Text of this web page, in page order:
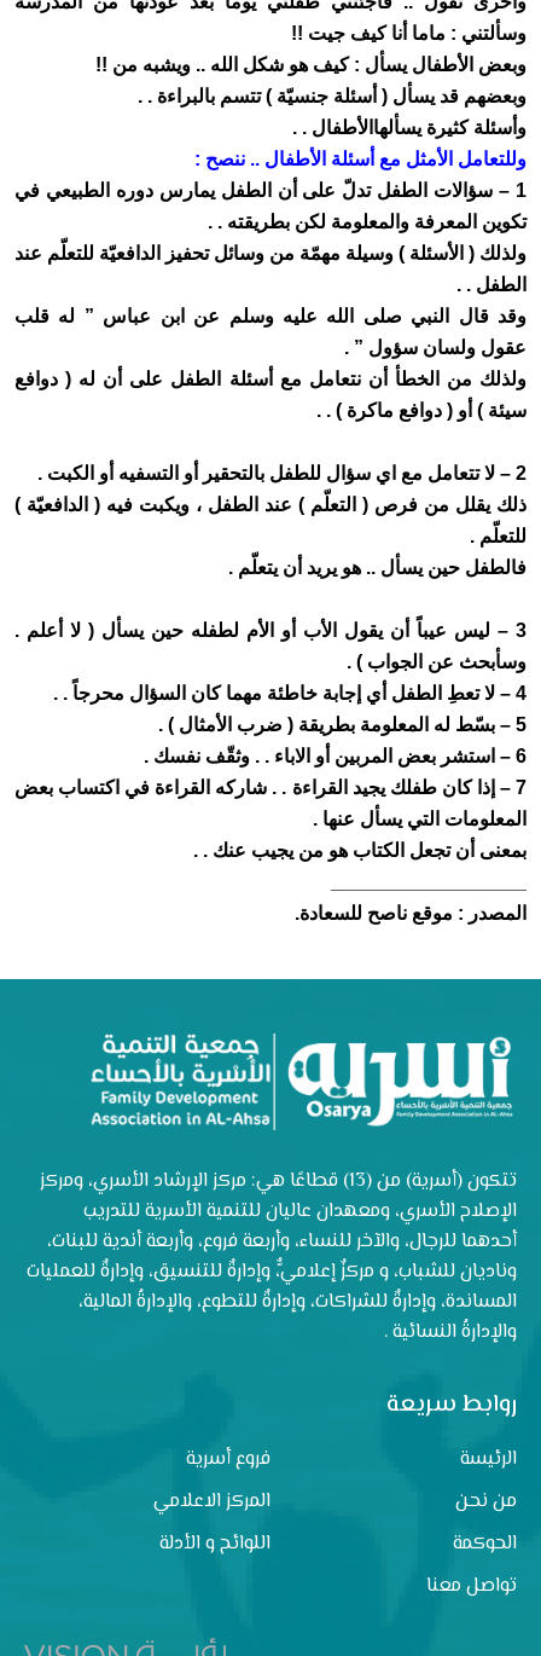
وسألتني : ماما أنا كيف جيت !!
وبعض الأطفال يسأل : كيف هو شكل الله .. ويشبه من !!
وبعضهم قد يسأل ( أسئلة جنسيّة ) تتسم بالبراءة . .
وأسئلة كثيرة يسألهاالأطفال . .
وللتعامل الأمثل مع أسئلة الأطفال .. ننصح :
1 – سؤالات الطفل تدلّ على أن الطفل يمارس دوره الطبيعي في
تكوين المعرفة والمعلومة لكن بطريقته . .
ولذلك ( الأسئلة ) وسيلة مهمّة من وسائل تحفيز الدافعيّة للتعلّم عند
الطفل . .
وقد قال النبي صلى الله عليه وسلم عن ابن عباس ” له قلب
عقول ولسان سؤول ” .
ولذلك من الخطأ أن نتعامل مع أسئلة الطفل على أن له ( دوافع
سيئة ) أو ( دوافع ماكرة ) . .
2 – لا تتعامل مع اي سؤال للطفل بالتحقير أو التسفيه أو الكبت .
ذلك يقلل من فرص ( التعلّم ) عند الطفل ، ويكبت فيه ( الدافعيّة )
للتعلّم .
فالطفل حين يسأل .. هو يريد أن يتعلّم .
3 – ليس عيباً أن يقول الأب أو الأم لطفله حين يسأل ( لا أعلم .
وسأبحث عن الجواب ) .
4 – لا تعطِ الطفل أي إجابة خاطئة مهما كان السؤال محرجاً . .
5 – بسّط له المعلومة بطريقة ( ضرب الأمثال ) .
6 – استشر بعض المربين أو الاباء . . وثقّف نفسك .
7 – إذا كان طفلك يجيد القراءة . . شاركه القراءة في اكتساب بعض
المعلومات التي يسأل عنها .
بمعنى أن تجعل الكتاب هو من يجيب عنك . .
المصدر : موقع ناصح للسعادة.
تتكون (أسرية) من (13) قطاعًا هي: مركز الإرشاد الأسري، ومركز
الإصلاح الأسري، ومعهدان عاليان للتنمية الأسرية للتدريب
أحدهما للرجال، والآخر للنساء، وأربعة فروع، وأربعة أندية للبنات،
وناديان للشباب، و مركزٌ إعلاميٌّ، وإدارةٌ للتنسيق، وإدارةٌ للعمليات
المساندة، وإدارةٌ للشراكات، وإدارةٌ للتطوع، والإدارةُ المالية،
والإدارةُ النسائية .
روابط سريعة
الرئيسة
فروع أسرية
من نحن
المركز الاعلامي
الحوكمة
اللوائح و الأدلة
تواصل معنا